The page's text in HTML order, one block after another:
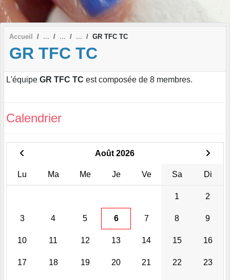
Accueil GR TFC TC
GR TFC TC
L'équipe GR TFC TC est composée de 8 membres.
Calendrier
Août 2026
Lu Ma Me Je Ve Sa Di
1 2
3 4 5 6 7 8 9
10 11 12 13 14 15 16
17 18 19 20 21 22 23